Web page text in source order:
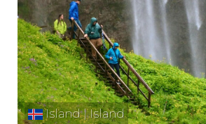
Island | Island